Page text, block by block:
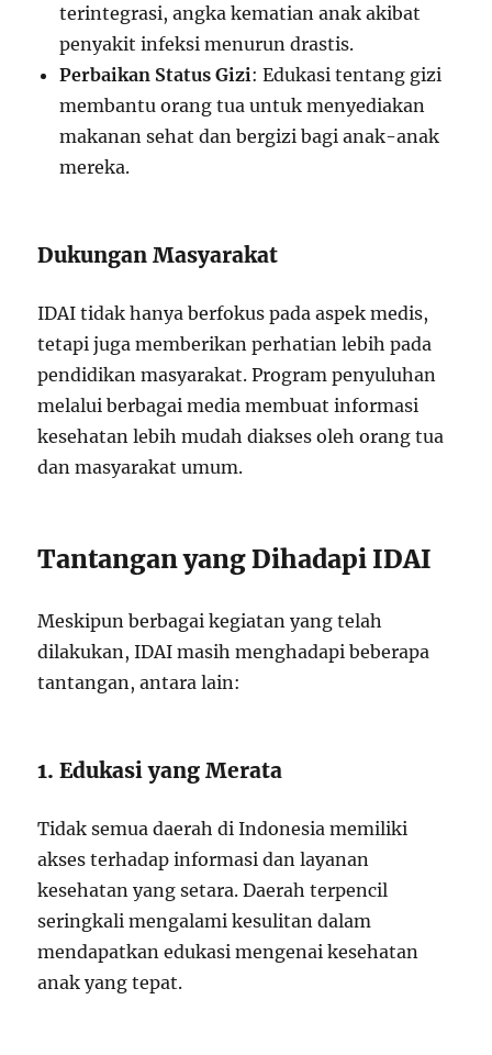
terintegrasi, angka kematian anak akibat
penyakit infeksi menurun drastis.
Perbaikan Status Gizi: Edukasi tentang gizi
membantu orang tua untuk menyediakan
makanan sehat dan bergizi bagi anak-anak
mereka.
Dukungan Masyarakat
IDAI tidak hanya berfokus pada aspek medis,
tetapi juga memberikan perhatian lebih pada
pendidikan masyarakat. Program penyuluhan
melalui berbagai media membuat informasi
kesehatan lebih mudah diakses oleh orang tua
dan masyarakat umum.
Tantangan yang Dihadapi IDAI
Meskipun berbagai kegiatan yang telah
dilakukan, IDAI masih menghadapi beberapa
tantangan, antara lain:
1. Edukasi yang Merata
Tidak semua daerah di Indonesia memiliki
akses terhadap informasi dan layanan
kesehatan yang setara. Daerah terpencil
seringkali mengalami kesulitan dalam
mendapatkan edukasi mengenai kesehatan
anak yang tepat.